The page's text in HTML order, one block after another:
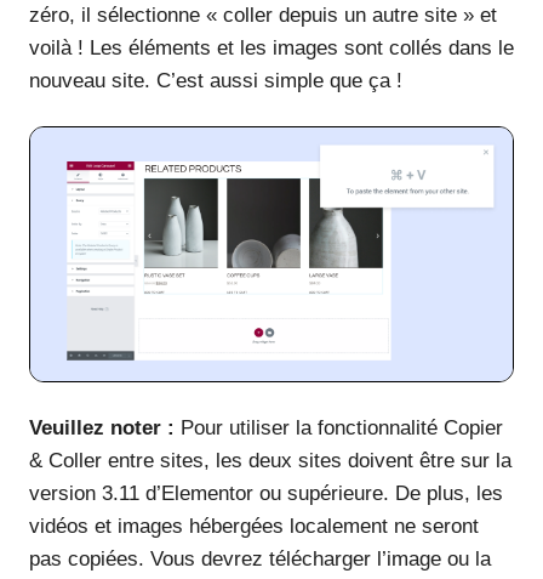
zéro, il sélectionne « coller depuis un autre site » et
voilà ! Les éléments et les images sont collés dans le
nouveau site. C’est aussi simple que ça !
Veuillez noter : Pour utiliser la fonctionnalité Copier
& Coller entre sites, les deux sites doivent être sur la
version 3.11 d’Elementor ou supérieure. De plus, les
vidéos et images hébergées localement ne seront
pas copiées. Vous devrez télécharger l’image ou la